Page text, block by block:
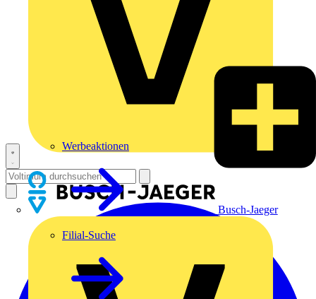
Busch-Jaeger
Werbeaktionen
Filial-Suche